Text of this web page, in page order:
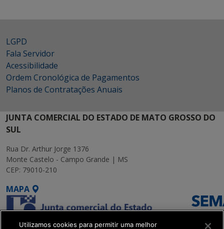
LGPD
Fala Servidor
Acessibilidade
Ordem Cronológica de Pagamentos
Planos de Contratações Anuais
JUNTA COMERCIAL DO ESTADO DE MATO GROSSO DO
SUL
Rua Dr. Arthur Jorge 1376
Monte Castelo - Campo Grande | MS
CEP: 79010-210
MAPA
Utilizamos cookies para permitir uma melhor